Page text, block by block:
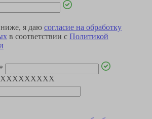
я даю согласие на обработку
в соответствии с Политикой
*